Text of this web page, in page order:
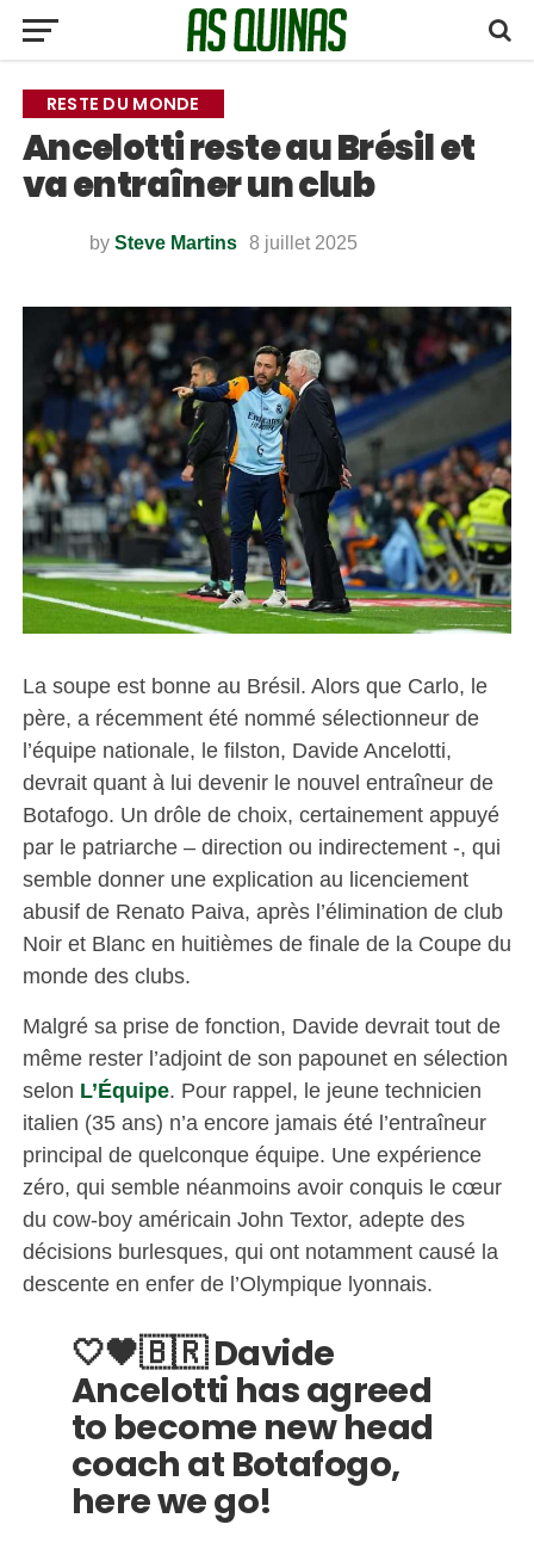
RESTE DU MONDE
Ancelotti reste au Brésil et
va entraîner un club
by Steve Martins 8 juillet 2025
La soupe est bonne au Brésil. Alors que Carlo, le
père, a récemment été nommé sélectionneur de
l’équipe nationale, le filston, Davide Ancelotti,
devrait quant à lui devenir le nouvel entraîneur de
Botafogo. Un drôle de choix, certainement appuyé
par le patriarche – direction ou indirectement -, qui
semble donner une explication au licenciement
abusif de Renato Paiva, après l’élimination de club
Noir et Blanc en huitièmes de finale de la Coupe du
monde des clubs.
Malgré sa prise de fonction, Davide devrait tout de
même rester l’adjoint de son papounet en sélection
selon L’Équipe. Pour rappel, le jeune technicien
italien (35 ans) n’a encore jamais été l’entraîneur
principal de quelconque équipe. Une expérience
zéro, qui semble néanmoins avoir conquis le cœur
du cow-boy américain John Textor, adepte des
décisions burlesques, qui ont notamment causé la
descente en enfer de l’Olympique lyonnais.
🤍🖤🇧🇷 Davide
Ancelotti has agreed
to become new head
coach at Botafogo,
here we go!